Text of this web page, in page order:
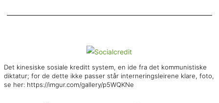
Det kinesiske sosiale kreditt system, en ide fra det kommunistiske
diktatur; for de dette ikke passer står interneringsleirene klare, foto,
se her: https://imgur.com/gallery/p5WQKNe